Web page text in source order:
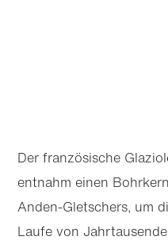
Der französische
entnahm einen
Anden-Gletschers, um
Laufe von